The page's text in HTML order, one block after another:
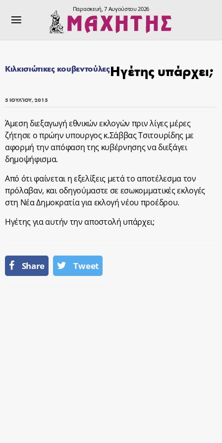
Παρασκευή, 7 Αυγούστου 2026
Κιλκισιώτικες κουβεντούλεςΗγέτης υπάρχει;
5 ΙΟΥΛΊΟΥ, 2015
Άμεση διεξαγωγή εθνικών εκλογών πριν λίγες μέρες
ζήτησε ο πρώην υπουργος κ.Σάββας Τσιτουρίδης με
αφορμή την απόφαση της κυβέρνησης να διεξάγει
δημοψήφισμα.
Από ότι φαίνεται η εξελίξεις μετά το αποτέλεσμα τον
πρόλαβαν, και οδηγούμαστε σε εσωκομματικές εκλογές
στη Νέα Δημοκρατία για εκλογή νέου προέδρου.
Ηγέτης για αυτήν την αποστολή υπάρχει;
Share Tweet